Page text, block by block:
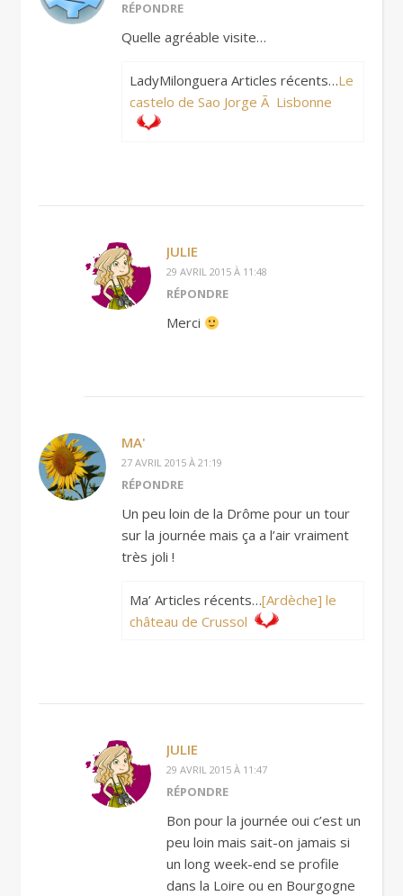
RÉPONDRE
Quelle agréable visite…
LadyMilonguera Articles récents…Le
castelo de Sao Jorge Ã Lisbonne
JULIE
29 AVRIL 2015 À 11:48
RÉPONDRE
Merci
MA'
27 AVRIL 2015 À 21:19
RÉPONDRE
Un peu loin de la Drôme pour un tour
sur la journée mais ça a l’air vraiment
très joli !
Ma’ Articles récents…[Ardèche] le
château de Crussol
JULIE
29 AVRIL 2015 À 11:47
RÉPONDRE
Bon pour la journée oui c’est un
peu loin mais sait-on jamais si
un long week-end se profile
dans la Loire ou en Bourgogne